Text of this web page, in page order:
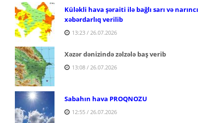
Küləkli hava şəraiti ilə bağlı sarı və narıncı
xəbərdarlıq verilib
13:23 / 26.07.2026
Xəzər dənizində zəlzələ baş verib
13:08 / 26.07.2026
Sabahın hava PROQNOZU
12:55 / 26.07.2026